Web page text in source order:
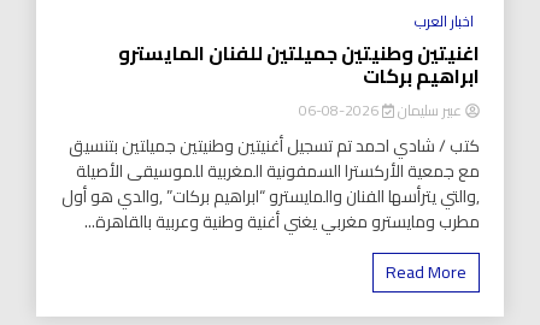
اخبار العرب
اغنيتين وطنيتين جميلتين للفنان المايسترو
ابراهيم بركات
عبير سليمان 2026-08-06
كتب / شادي احمد تم تسجيل أغنيتين وطنيتين جميلتين بتنسيق
مع جمعية الأركسترا السمفونية المغربية للموسيقى الأصيلة
,والتي يترأسها الفنان والمايسترو “ابراهيم بركات” ,والدي هو أول
مطرب ومايسترو مغربي يغني أغنية وطنية وعربية بالقاهرة...
Read More